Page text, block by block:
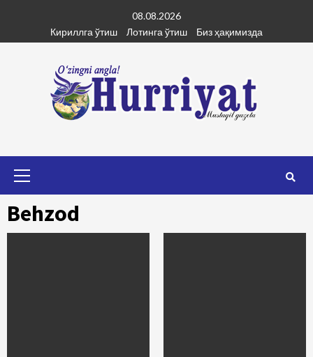
content
08.08.2026
Кириллга ўтиш
Лотинга ўтиш Биз ҳақимизда
Behzod